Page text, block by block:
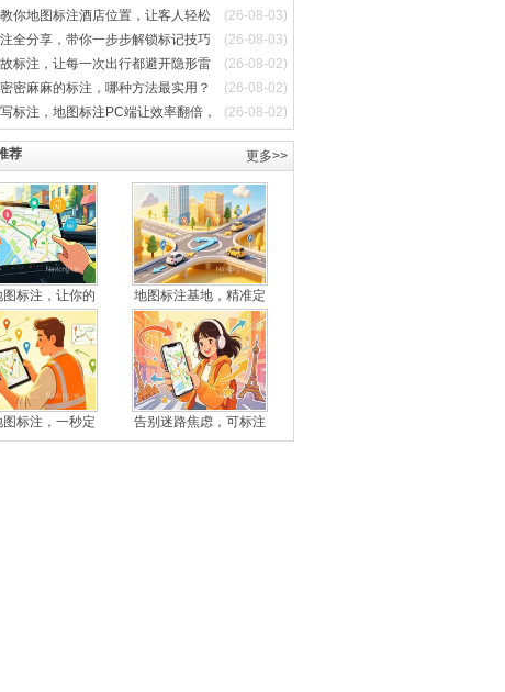
(26-08-03)
你地图标注酒店位置，让客人轻松
(26-08-03)
全分享，带你一步步解锁标记技巧
(26-08-02)
标注，让每一次出行都避开隐形雷
(26-08-02)
密麻麻的标注，哪种方法最实用？
(26-08-02)
标注，地图标注PC端让效率翻倍，
荐 更多>>
图标注，让你的 地图标注基地，精准定
图标注，一秒定 告别迷路焦虑，可标注